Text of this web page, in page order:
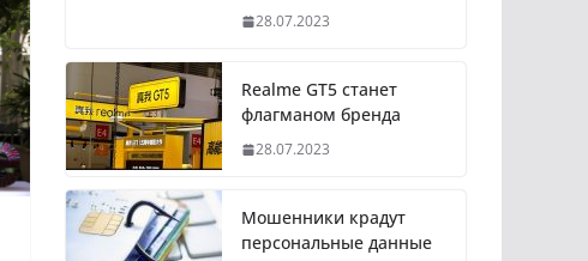
28.07.2023
Realme GT5 станет
флагманом бренда
28.07.2023
Мошенники крадут
персональные данные